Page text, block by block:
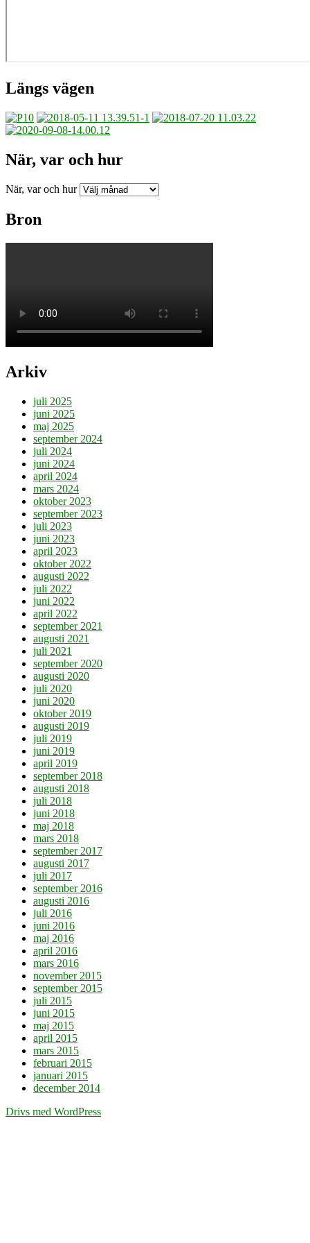
Längs vägen
När, var och hur
När, var och hur
Bron
Arkiv
juli 2025
juni 2025
maj 2025
september 2024
juli 2024
juni 2024
april 2024
mars 2024
oktober 2023
september 2023
juli 2023
juni 2023
april 2023
oktober 2022
augusti 2022
juli 2022
juni 2022
april 2022
september 2021
augusti 2021
juli 2021
september 2020
augusti 2020
juli 2020
juni 2020
oktober 2019
augusti 2019
juli 2019
juni 2019
april 2019
september 2018
augusti 2018
juli 2018
juni 2018
maj 2018
mars 2018
september 2017
augusti 2017
juli 2017
september 2016
augusti 2016
juli 2016
juni 2016
maj 2016
april 2016
mars 2016
november 2015
september 2015
juli 2015
juni 2015
maj 2015
april 2015
mars 2015
februari 2015
januari 2015
december 2014
Drivs med WordPress